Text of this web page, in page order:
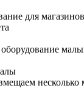
для
несколько